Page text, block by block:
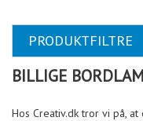
PRODUKTFILTRE
BILLIGE
Hos Creativ.dk tror vi på,